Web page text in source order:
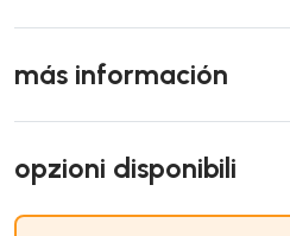
más información
opzioni disponibili